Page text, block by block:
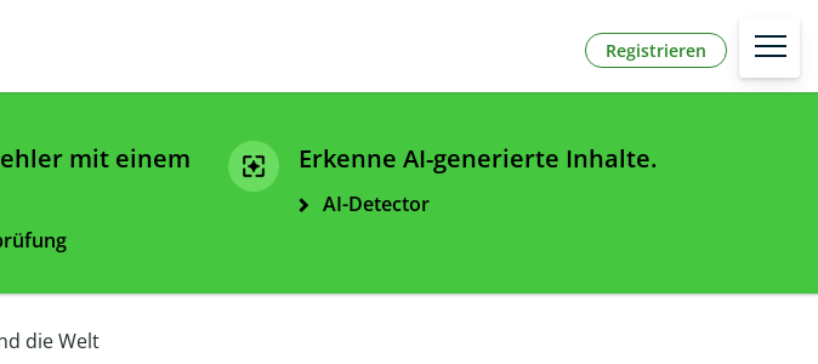
Registrieren
mit einem
Erkenne AI-generierte Inhalte.
AI-Detector
die Welt